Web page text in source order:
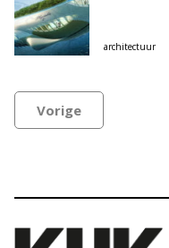
architectuur
Vorige